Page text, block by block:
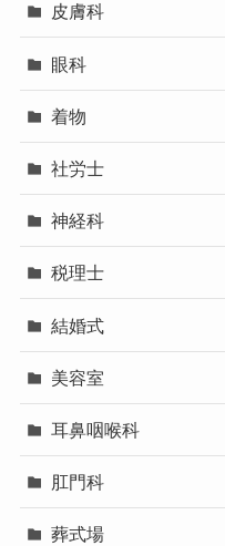
皮膚科
眼科
着物
社労士
神経科
税理士
結婚式
美容室
耳鼻咽喉科
肛門科
葬式場